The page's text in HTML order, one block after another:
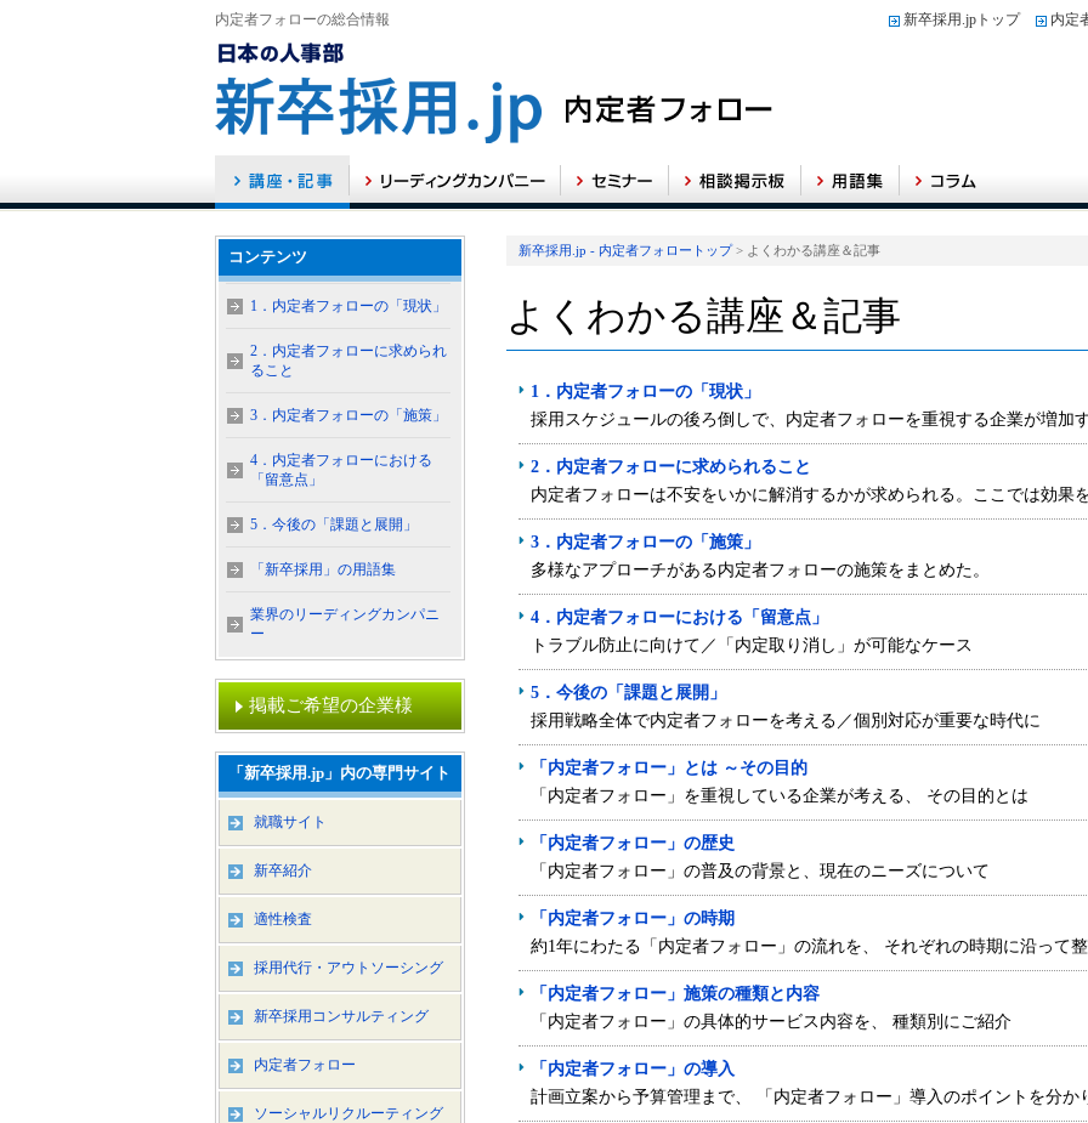
内定者フォローの総合情報 新卒採用.jpトップ 内定
新卒採用.jp - 内定者フォロートップ> よくわかる講座＆記事
よくわかる講座＆記事
1．内定者フォローの「現状」
採用スケジュールの後ろ倒しで、内定者フォローを重視する企業が増加
2．内定者フォローに求められること
内定者フォローは不安をいかに解消するかが求められる。ここでは効果
3．内定者フォローの「施策」
多様なアプローチがある内定者フォローの施策をまとめた。
4．内定者フォローにおける「留意点」
トラブル防止に向けて／「内定取り消し」が可能なケース
5．今後の「課題と展開」
採用戦略全体で内定者フォローを考える／個別対応が重要な時代に
「内定者フォロー」とは ～その目的
「内定者フォロー」を重視している企業が考える、 その目的とは
「内定者フォロー」の歴史
「内定者フォロー」の普及の背景と、現在のニーズについて
「内定者フォロー」の時期
約1年にわたる「内定者フォロー」の流れを、 それぞれの時期に沿って
「内定者フォロー」施策の種類と内容
「内定者フォロー」の具体的サービス内容を、 種類別にご紹介
「内定者フォロー」の導入
計画立案から予算管理まで、 「内定者フォロー」導入のポイントを分か
コンテンツ
1．内定者フォローの「現状」
2．内定者フォローに求められ
ること
3．内定者フォローの「施策」
4．内定者フォローにおける
「留意点」
5．今後の「課題と展開」
「新卒採用」の用語集
業界のリーディングカンパニ
ー
掲載ご希望の企業様
「新卒採用.jp」内の専門サイト
就職サイト
新卒紹介
適性検査
採用代行・アウトソーシング
新卒採用コンサルティング
内定者フォロー
ソーシャルリクルーティング